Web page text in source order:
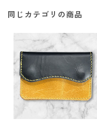
同じカテゴリの商品